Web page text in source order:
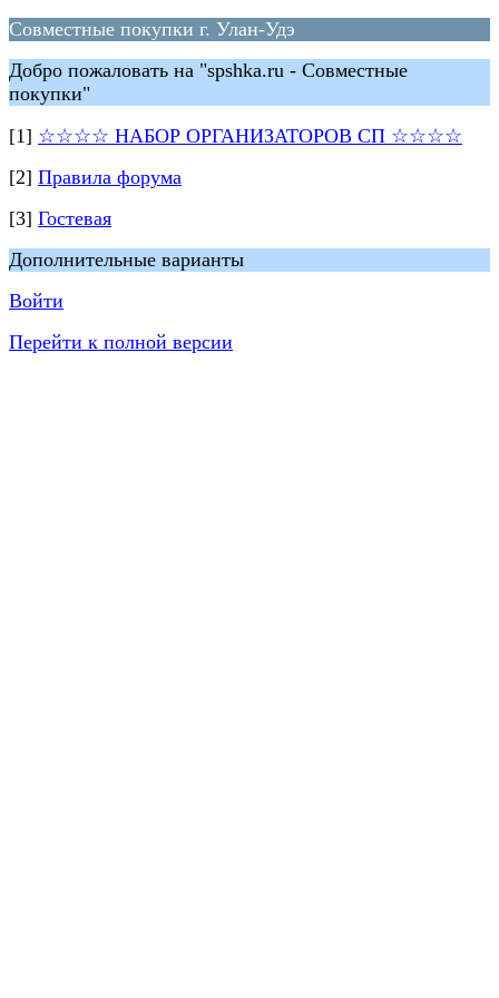
Совместные покупки г. Улан-Удэ
Добро пожаловать на "spshka.ru - Совместные
покупки"
[1] ☆☆☆☆ НАБОР ОРГАНИЗАТОРОВ СП ☆☆☆☆
[2] Правила форума
[3] Гостевая
Дополнительные варианты
Войти
Перейти к полной версии